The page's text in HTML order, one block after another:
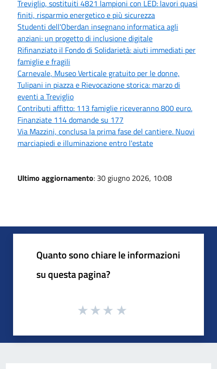
Treviglio, sostituiti 4821 lampioni con LED: lavori quasi
finiti, risparmio energetico e più sicurezza
Studenti dell'Oberdan insegnano informatica agli
anziani: un progetto di inclusione digitale
Rifinanziato il Fondo di Solidarietà: aiuti immediati per
famiglie e fragili
Carnevale, Museo Verticale gratuito per le donne,
Tulipani in piazza e Rievocazione storica: marzo di
eventi a Treviglio
Contributi affitto: 113 famiglie riceveranno 800 euro.
Finanziate 114 domande su 177
Via Mazzini, conclusa la prima fase del cantiere. Nuovi
marciapiedi e illuminazione entro l'estate
Ultimo aggiornamento: 30 giugno 2026, 10:08
Quanto sono chiare le informazioni
su questa pagina?